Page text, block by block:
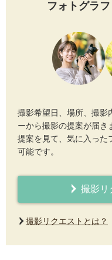
フォトグラ
撮影希望日、場所、撮影
ーから撮影の提案が届き
提案を見て、気に入った
可能です。
撮影リ
撮影リクエストとは？